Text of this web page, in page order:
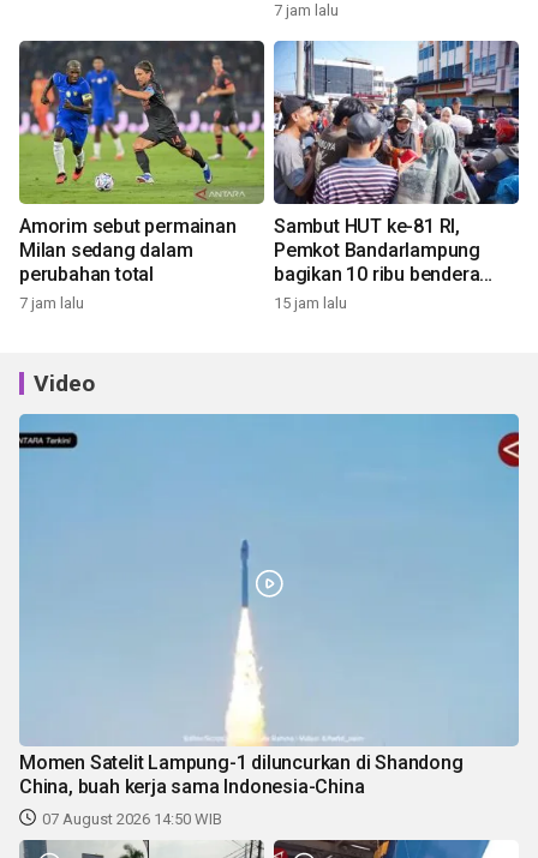
7 jam lalu
Amorim sebut permainan
Milan sedang dalam
perubahan total
7 jam lalu
Sambut HUT ke-81 RI,
Pemkot Bandarlampung
bagikan 10 ribu bendera
Merah Putih
15 jam lalu
Video
Momen Satelit Lampung-1 diluncurkan di Shandong
China, buah kerja sama Indonesia-China
07 August 2026 14:50 WIB